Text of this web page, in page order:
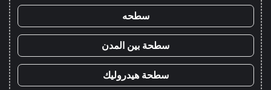
سطحه
سطحة بين المدن
سطحة هيدروليك